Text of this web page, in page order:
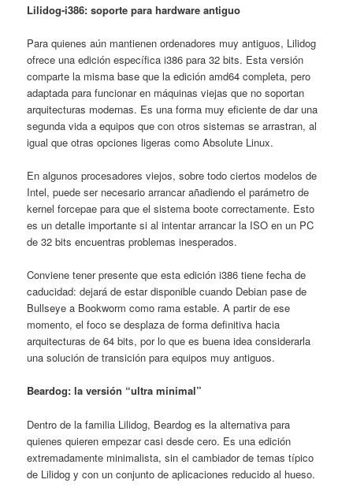
Lilidog-i386: soporte para hardware antiguo
Para quienes aún mantienen ordenadores muy antiguos, Lilidog
ofrece una edición específica i386 para 32 bits. Esta versión
comparte la misma base que la edición amd64 completa, pero
adaptada para funcionar en máquinas viejas que no soportan
arquitecturas modernas. Es una forma muy eficiente de dar una
segunda vida a equipos que con otros sistemas se arrastran, al
igual que otras opciones ligeras como Absolute Linux.
En algunos procesadores viejos, sobre todo ciertos modelos de
Intel, puede ser necesario arrancar añadiendo el parámetro de
kernel forcepae para que el sistema boote correctamente. Esto
es un detalle importante si al intentar arrancar la ISO en un PC
de 32 bits encuentras problemas inesperados.
Conviene tener presente que esta edición i386 tiene fecha de
caducidad: dejará de estar disponible cuando Debian pase de
Bullseye a Bookworm como rama estable. A partir de ese
momento, el foco se desplaza de forma definitiva hacia
arquitecturas de 64 bits, por lo que es buena idea considerarla
una solución de transición para equipos muy antiguos.
Beardog: la versión “ultra minimal”
Dentro de la familia Lilidog, Beardog es la alternativa para
quienes quieren empezar casi desde cero. Es una edición
extremadamente minimalista, sin el cambiador de temas típico
de Lilidog y con un conjunto de aplicaciones reducido al hueso.